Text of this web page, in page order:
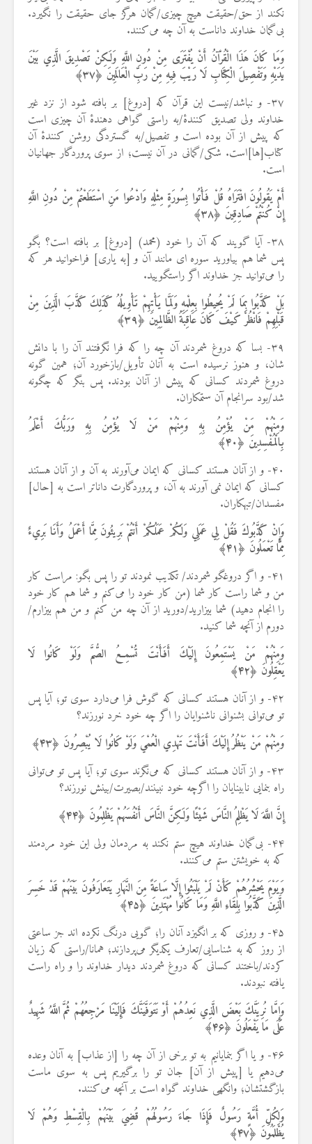
نکند از حق/حقیقت هیچ چیزی/گمان هرگز جای حقیقت را نگیرد.
بی‌گمان خداوند داناست به آن چه می‌کنند.
وَمَا كَانَ هَذَا الْقُرْآنُ أَنْ يُفْتَرَى مِنْ دُونِ اللَّهِ وَلَكِنْ تَصْدِيقَ الَّذِي بَيْنَ
يَدَيْهِ وَتَفْصِيلَ الْكِتَابِ لَا رَيْبَ فِيهِ مِنْ رَبِّ الْعَالَمِينَ ﴿۳۷﴾
۳۷- و نباشد/نیست این قرآن که [دروغ] بر بافته شود از نزد غیر
خداوند ولی تصدیق کنندهٔ/به راستی گواهی دهندهٔ آن چیزی است
که پیش از آن بوده است و تفصیل/به گستردگی روشن کنندهٔ آن
کتاب[ها]است. شکی/گمانی در آن نیست؛ از سوی پروردگار جهانیان
است.
أَمْ يَقُولُونَ افْتَرَاهُ قُلْ فَأْتُوا بِسُورَةٍ مِثْلِهِ وَادْعُوا مَنِ اسْتَطَعْتُمْ مِنْ دُونِ اللَّهِ
إِنْ كُنْتُمْ صَادِقِينَ ﴿۳۸﴾
۳۸- آیا گویند که آن را خود (محمد) [دروغ] بر بافته است؟ بگو
پس شما هم بیاورید سوره ای مانند آن و [به یاری] فراخوانید هر که
را می‌توانید جز خداوند اگر راستگویید.
بَلْ كَذَّبُوا بِمَا لَمْ يُحِيطُوا بِعِلْمِهِ وَلَمَّا يَأْتِهِمْ تَأْوِيلُهُ كَذَلِكَ كَذَّبَ الَّذِينَ مِنْ
قَبْلِهِمْ فَانْظُرْ كَيْفَ كَانَ عَاقِبَةُ الظَّالِمِينَ ﴿۳۹﴾
۳۹- بسا که دروغ شمردند آن چه را که فرا نگرفتند آن را با دانش
شان، و هنوز نرسیده است به آنان تأویل/بازخورد آن؛ همین گونه
دروغ شمردند کسانی که پیش از آنان بودند. پس بنگر که چگونه
شد/بود سرانجام آن ستمکاران.
وَمِنْهُمْ مَنْ يُؤْمِنُ بِهِ وَمِنْهُمْ مَنْ لَا يُؤْمِنُ بِهِ وَرَبُّكَ أَعْلَمُ
بِالْمُفْسِدِينَ ﴿۴۰﴾
۴۰- و از آنان هستند کسانی که ایمان می‌آورند به آن و از آنان هستند
کسانی که ایمان نمی آورند به آن، و پروردگارت داناتر است به [حال]
مفسدان/تبهکاران.
وَإِنْ كَذَّبُوكَ فَقُلْ لِي عَمَلِي وَلَكُمْ عَمَلُكُمْ أَنْتُمْ بَرِيئُونَ مِمَّا أَعْمَلُ وَأَنَا بَرِيءٌ
مِمَّا تَعْمَلُونَ ﴿۴۱﴾
۴۱- و اگر دروغگو شمردند/ تکذیب نمودند تو را پس بگو: مراست کار
من و شما راست کار شما (من کار خود را می‌کنم و شما هم کار خود
را انجام دهید) شما بیزارید/دورید از آن چه من ‌کنم و من هم بیزارم/
دورم از آنچه شما ‌کنید.
وَمِنْهُمْ مَنْ يَسْتَمِعُونَ إِلَيْكَ أَفَأَنْتَ تُسْمِعُ الصُّمَّ وَلَوْ كَانُوا لَا
يَعْقِلُونَ ﴿۴۲﴾
۴۲- و از آنان هستند کسانی که گوش فرا می‌دارد سوی تو؛ آیا پس
تو می‌توانی بشنوانی ناشنوایان را اگر چه خود خرد نورزند؟
وَمِنْهُمْ مَنْ يَنْظُرُ إِلَيْكَ أَفَأَنْتَ تَهْدِي الْعُمْيَ وَلَوْ كَانُوا لَا يُبْصِرُونَ ﴿۴۳﴾
۴۳- و از آنان هستند کسانی که می‌نگرند سوی تو؛ آیا پس تو می‌توانی
راه بنمایی نابینایان را اگرچه خود نبینند/بصیرت/بینش نورزند؟
إِنَّ اللَّهَ لَا يَظْلِمُ النَّاسَ شَيْئًا وَلَكِنَّ النَّاسَ أَنْفُسَهُمْ يَظْلِمُونَ ﴿۴۴﴾
۴۴- بی‌گمان خداوند هیچ ستم نکند به مردمان ولی این خود مردمند
که به خویشتن ستم می‌کنند.
وَيَوْمَ يَحْشُرُهُمْ كَأَنْ لَمْ يَلْبَثُوا إِلَّا سَاعَةً مِنَ النَّهَارِ يَتَعَارَفُونَ بَيْنَهُمْ قَدْ خَسِرَ
الَّذِينَ كَذَّبُوا بِلِقَاءِ اللَّهِ وَمَا كَانُوا مُهْتَدِينَ ﴿۴۵﴾
۴۵- و روزی که بر انگیزد آنان را؛ گویی درنگ نکرده اند جز ساعتی
از روز که به شناسایی/تعارف یکدیگر می‌پردازند؛ همانا/راستی که زیان
کردند/باختند کسانی که دروغ شمردند دیدار خداوند را و راه راست
یافته نبودند.
وَإِمَّا نُرِيَنَّكَ بَعْضَ الَّذِي نَعِدُهُمْ أَوْ نَتَوَفَّيَنَّكَ فَإِلَيْنَا مَرْجِعُهُمْ ثُمَّ اللَّهُ شَهِيدٌ
عَلَى مَا يَفْعَلُونَ ﴿۴۶﴾
۴۶- و یا اگر بنمایانیم به تو برخی از آن چه را [از عذاب] به آنان وعده
می‌دهیم یا [پیش از آن] جان تو را برگیریم پس به سوی ماست
بازگشتشان؛ وانگهی خداوند گواه است بر آنچه می‌کنند.
وَلِكُلِّ أُمَّةٍ رَسُولٌ فَإِذَا جَاءَ رَسُولُهُمْ قُضِيَ بَيْنَهُمْ بِالْقِسْطِ وَهُمْ لَا
يُظْلَمُونَ ﴿۴۷﴾